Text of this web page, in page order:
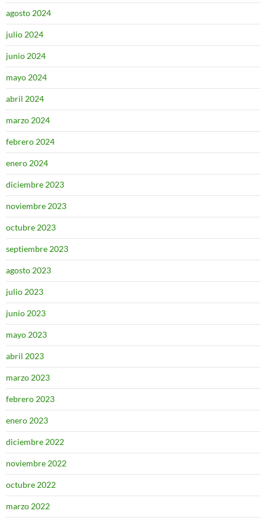
agosto 2024
julio 2024
junio 2024
mayo 2024
abril 2024
marzo 2024
febrero 2024
enero 2024
diciembre 2023
noviembre 2023
octubre 2023
septiembre 2023
agosto 2023
julio 2023
junio 2023
mayo 2023
abril 2023
marzo 2023
febrero 2023
enero 2023
diciembre 2022
noviembre 2022
octubre 2022
marzo 2022